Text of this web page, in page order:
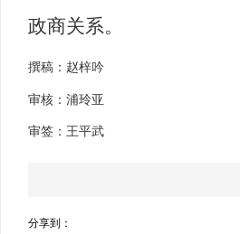
政商关系。
撰稿：赵梓吟
审核：浦玲亚
审签：王平武
分享到：